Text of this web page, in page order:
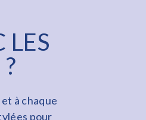
LES
à chaque
pour